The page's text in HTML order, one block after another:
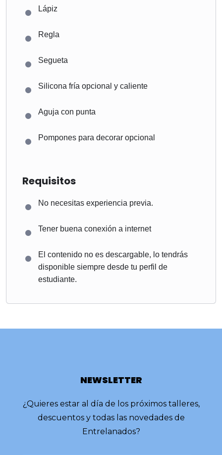
Lápiz
Regla
Segueta
Silicona fría opcional y caliente
Aguja con punta
Pompones para decorar opcional
Requisitos
No necesitas experiencia previa.
Tener buena conexión a internet
El contenido no es descargable, lo tendrás
disponible siempre desde tu perfil de
estudiante.
NEWSLETTER
¿Quieres estar al día de los próximos talleres,
descuentos y todas las novedades de
Entrelanados?